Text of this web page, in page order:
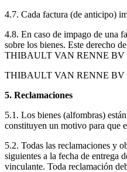
4.7. Cada factura (de anticipo)
4.8. En caso de impago de una
sobre los bienes. Este derecho
THIBAULT VAN RENNE BV
THIBAULT VAN RENNE BV se
5. Reclamaciones
5.1. Los bienes (alfombras)
constituyen un motivo para que
5.2. Todas las reclamaciones y
siguientes a la fecha de entrega
vinculante. Toda reclamación